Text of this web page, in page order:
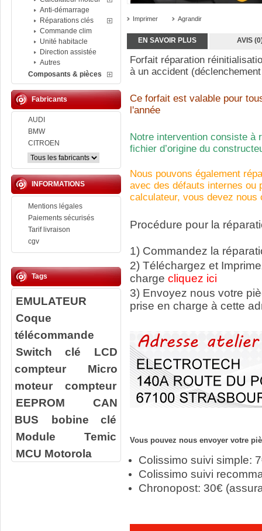
Anti-démarrage
Réparations clés
Commande clim
Unité habitacle
Direction assistée
Autres
Composants & pièces
Fabricants
AUDI
BMW
CITROEN
INFORMATIONS
Mentions légales
Paiements sécurisés
Tarif livraison
cgv
Tags
EMULATEUR
Coque
télécommande
Switch clé
LCD
compteur
Micro
moteur compteur
EEPROM
CAN
BUS
bobine clé
Module Temic
MCU Motorola
Imprimer Agrandir
EN SAVOIR PLUS AVIS
Forfait réparation
à un accident
Ce forfait est valable pour
l'année
Notre intervention consiste
fichier d’origine du
Nous pouvons également
avec des défauts internes ou
calculateur, vous devez
Procédure pour la
1) Commandez la
2) Téléchargez et
charge cliquez ici
3) Envoyez nous votre
prise en charge à cette
Vous pouvez nous envoyer votre
Colissimo suivi simple:
Colissimo suivi
Chronopost: 30€